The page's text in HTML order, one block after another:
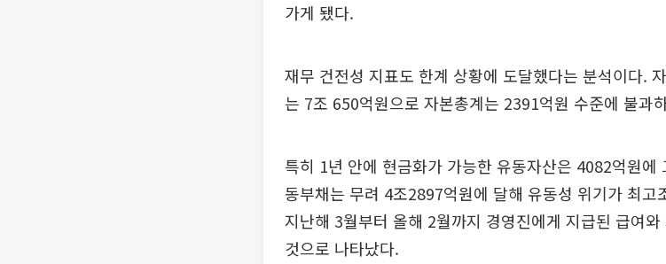
가게 됐다.
재무 건전성 지표도 한계 상황에 도달했다는 분석이다.
는 7조 650억원으로 자본총계는 2391억원 수준에 불과
특히 1년 안에 현금화가 가능한 유동자산은 4082억원
동부채는 무려 4조2897억원에 달해 유동성 위기가 최
지난해 3월부터 올해 2월까지 경영진에게 지급된 급여
것으로 나타났다.